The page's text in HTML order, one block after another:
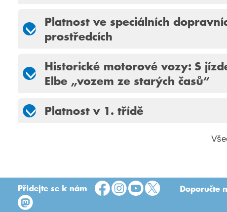
Platnost ve speciálních
prostředcích
Historické motorové vozy: S
Elbe „vozem ze starých časů“
Platnost v 1. třídě
Přidejte se k nám Doporučte